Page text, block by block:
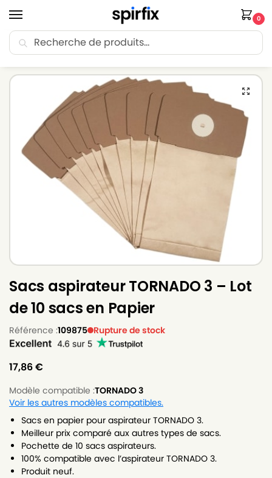
0
🚚 Livraison Point Relais offerte dès 30€ d’achat.
Sacs aspirateur TORNADO 3 – Lot
de 10 sacs en Papier
Référence :109875 Rupture de stock
17,86€
Modèle compatible :TORNADO 3
Voir les autres modèles compatibles.
Sacs en papier pour aspirateur TORNADO 3.
Meilleur prix comparé aux autres types de sacs.
Pochette de 10 sacs aspirateurs.
100% compatible avec l’aspirateur TORNADO 3.
Produit neuf.